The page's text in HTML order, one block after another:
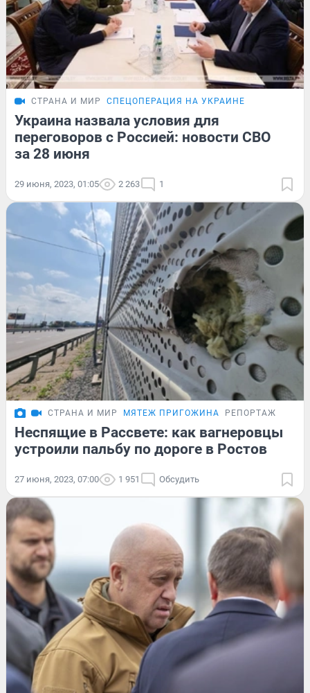
СТРАНА И МИР СПЕЦОПЕРАЦИЯ НА УКРАИНЕ
Украина назвала условия для
переговоров с Россией: новости СВО
за 28 июня
29 июня, 2023, 01:05 2 263 1
СТРАНА И МИР МЯТЕЖ ПРИГОЖИНА РЕПОРТАЖ
Неспящие в Рассвете: как вагнеровцы
устроили пальбу по дороге в Ростов
27 июня, 2023, 07:00 1 951 Обсудить